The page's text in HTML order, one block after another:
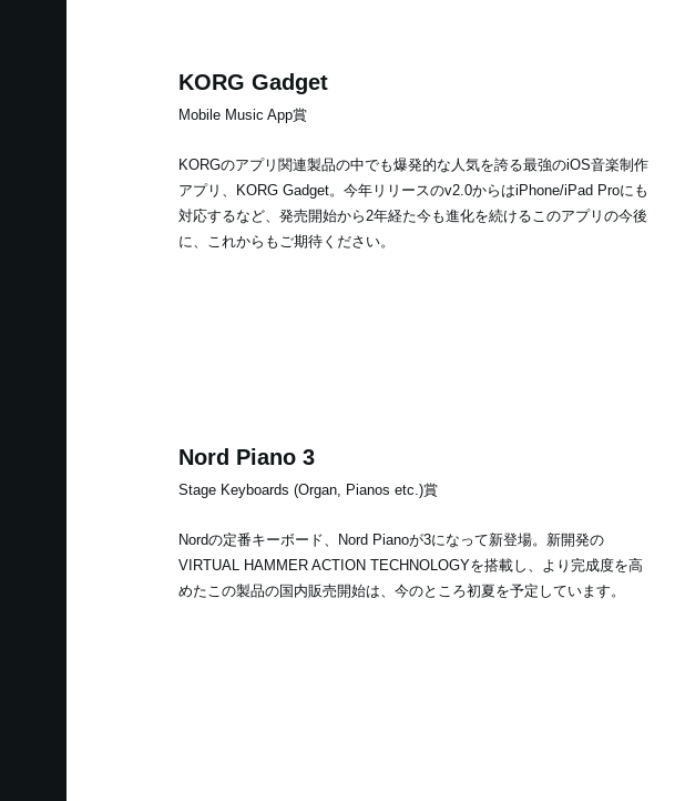
KORG Gadget
Mobile Music App賞
KORGのアプリ関連製品の中でも爆発的な人気を誇る最強のiOS音楽制作
アプリ、KORG Gadget。今年リリースのv2.0からはiPhone/iPad Proにも
対応するなど、発売開始から2年経た今も進化を続けるこのアプリの今後
に、これからもご期待ください。
Nord Piano 3
Stage Keyboards (Organ, Pianos etc.)賞
Nordの定番キーボード、Nord Pianoが3になって新登場。新開発の
VIRTUAL HAMMER ACTION TECHNOLOGYを搭載し、より完成度を高
めたこの製品の国内販売開始は、今のところ初夏を予定しています。